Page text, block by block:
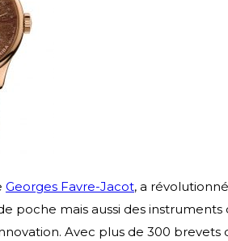
Georges Favre-Jacot, a
poche mais aussi des
Avec plus de 300 brevets